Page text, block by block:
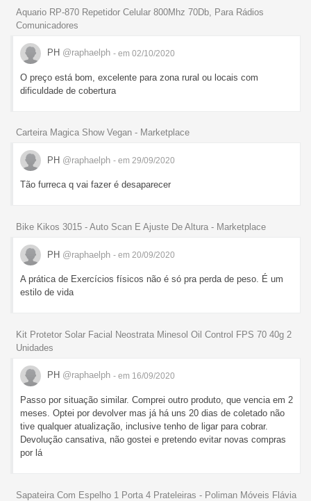
Aquario RP-870 Repetidor Celular 800Mhz 70Db, Para Rádios
Comunicadores
PH @raphaelph - em 02/10/2020
O preço está bom, excelente para zona rural ou locais com
dificuldade de cobertura
Carteira Magica Show Vegan - Marketplace
PH @raphaelph - em 29/09/2020
Tão furreca q vai fazer é desaparecer
Bike Kikos 3015 - Auto Scan E Ajuste De Altura - Marketplace
PH @raphaelph - em 20/09/2020
A prática de Exercícios físicos não é só pra perda de peso. É um
estilo de vida
Kit Protetor Solar Facial Neostrata Minesol Oil Control FPS 70 40g 2
Unidades
PH @raphaelph - em 16/09/2020
Passo por situação similar. Comprei outro produto, que vencia em 2
meses. Optei por devolver mas já há uns 20 dias de coletado não
tive qualquer atualização, inclusive tenho de ligar para cobrar.
Devolução cansativa, não gostei e pretendo evitar novas compras
por lá
Sapateira Com Espelho 1 Porta 4 Prateleiras - Poliman Móveis Flávia